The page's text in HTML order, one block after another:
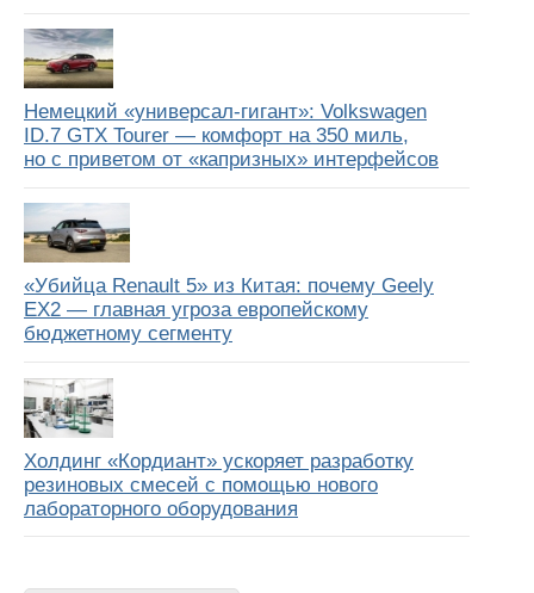
Немецкий «универсал-гигант»: Volkswagen
ID.7 GTX Tourer — комфорт на 350 миль,
но с приветом от «капризных» интерфейсов
«Убийца Renault 5» из Китая: почему Geely
EX2 — главная угроза европейскому
бюджетному сегменту
Холдинг «Кордиант» ускоряет разработку
резиновых смесей с помощью нового
лабораторного оборудования